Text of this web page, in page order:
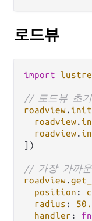
로드뷰
import
// 로드뷰 초
roadview. init
roadview.
roadview.
])
// 가장 가까
roadview.
position :
radius :
handler : fn